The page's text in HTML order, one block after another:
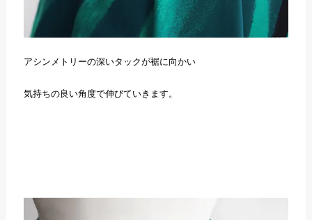
アシンメトリーの深いタックが裾に向かい
気持ちの良い角度で伸びていきます。